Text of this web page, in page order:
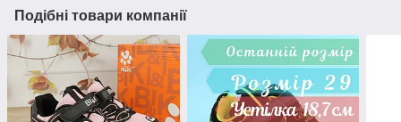
Подібні товари компанії